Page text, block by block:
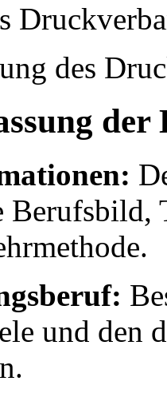
des
der
Berufsbild,
und den